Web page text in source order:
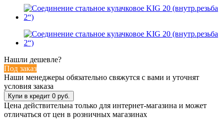
Нашли дешевле?
Под заказ
Наши менеджеры обязательно свяжутся с вами и уточнят
условия заказа
Цена действительна только для интернет-магазина и может
отличаться от цен в розничных магазинах